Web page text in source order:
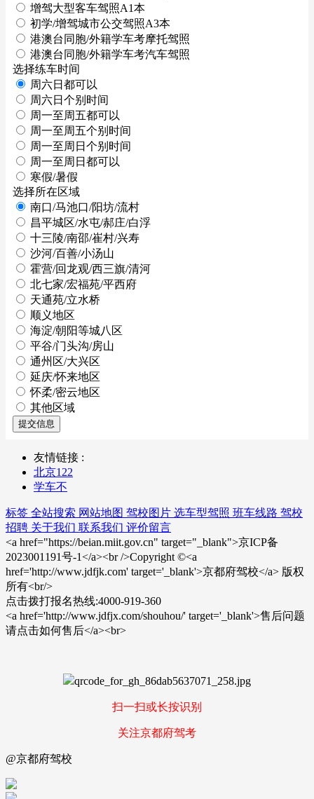
增驾大型客车驾照A1本
初学/增驾城市公交驾照A3本
港澳台同胞/外籍学车考摩托驾照
港澳台同胞/外籍学车考汽车驾照
选择练车时间
周六日都可以
周六日个别时间
周一至周五都可以
周一至周五个别时间
周一至周日个别时间
周一至周日都可以
寒假/暑假
选择所在区域
南口/马池口/阳坊/流村
昌平城区/水屯/郝庄/白浮
十三陵/南邵/崔村/兴寿
沙河/百善/小汤山
霍营/回龙观/西三旗/清河
北七家/宏福苑/平西府
天通苑/立水桥
顺义地区
海淀/朝阳等城八区
平谷/门头沟/房山
通州区/大兴区
延庆/怀来地区
怀柔/密云地区
其他区域
提交信息
友情链接 :
北京122
学车不
标签 全站搜索 网站地图 驾校图片 选车型驾照 班车线路 驾校
招聘 关于我们 联系我们 评价留言
<a href="https://beian.miit.gov.cn" target="_blank">京ICP备
2023001191号-1</a><br />Copyright ©<a
href='http://www.jdfjk.com' target='_blank'>京都府驾校</a> 版权
所有<br/>
点击拨打报名热线:4000-919-360
<a href='http://www.jdfjx.com/shouhou/' target='_blank'>售后问题
请点击如何售后</a><br>
扫一扫或长按识别
关注京都府驾考
@京都府驾校